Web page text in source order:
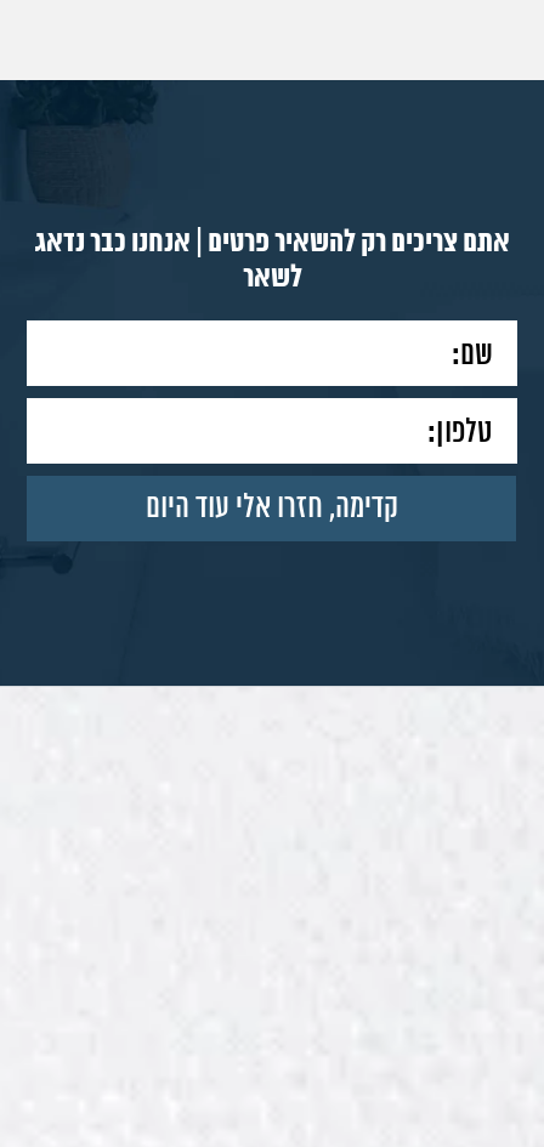
אתם צריכים רק להשאיר פרטים | אנחנו כבר נדאג
לשאר